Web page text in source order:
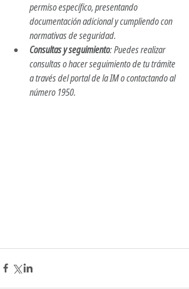
permiso específico, presentando
documentación adicional y cumpliendo con
normativas de seguridad.
Consultas y seguimiento: Puedes realizar
consultas o hacer seguimiento de tu trámite
a través del portal de la IM o contactando al
número 1950.